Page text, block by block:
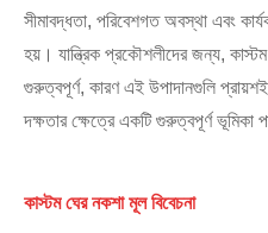
সীমাবদ্ধতা, পরিবেশগত অবস্থা এবং
হয়। যান্ত্রিক প্রকৌশলীদের জন্য,
গুরুত্বপূর্ণ, কারণ এই উপাদানগুলি প্রায়শই
দক্ষতার ক্ষেত্রে একটি গুরুত্বপূর্ণ ভূমিকা
কাস্টম ঘের নকশা মূল বিবেচনা